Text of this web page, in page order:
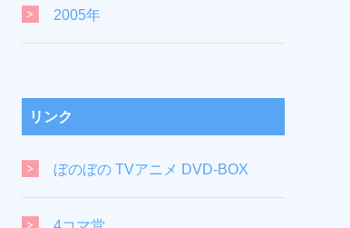
2005年
リンク
ぼのぼの TVアニメ DVD-BOX